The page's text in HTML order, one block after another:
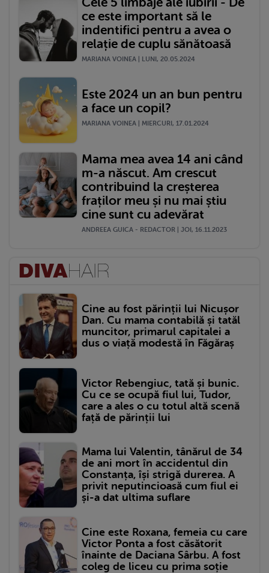
ce este important să le
indentifici pentru a avea o
relație de cuplu sănătoasă
MARIANA VOINEA | LUNI, 20.05.2024
Este 2024 un an bun pentru
a face un copil?
MARIANA VOINEA | MIERCURI, 17.01.2024
Mama mea avea 14 ani când
m-a născut. Am crescut
contribuind la creșterea
fraților meu și nu mai știu
cine sunt cu adevărat
ANDREEA GUICA - REDACTOR | JOI, 16.11.2023
Cine au fost părinții lui Nicușor
Dan. Cu mama contabilă și tatăl
muncitor, primarul capitalei a
dus o viață modestă în Făgăraș
Victor Rebengiuc, tată și bunic.
Cu ce se ocupă fiul lui, Tudor,
care a ales o cu totul altă scenă
față de părinții lui
Mama lui Valentin, tânărul de 34
de ani mort în accidentul din
Constanța, își strigă durerea. A
privit neputincioasă cum fiul ei
și-a dat ultima suflare
Cine este Roxana, femeia cu care
Victor Ponta a fost căsătorit
înainte de Daciana Sârbu. A fost
coleg de liceu cu prima soție